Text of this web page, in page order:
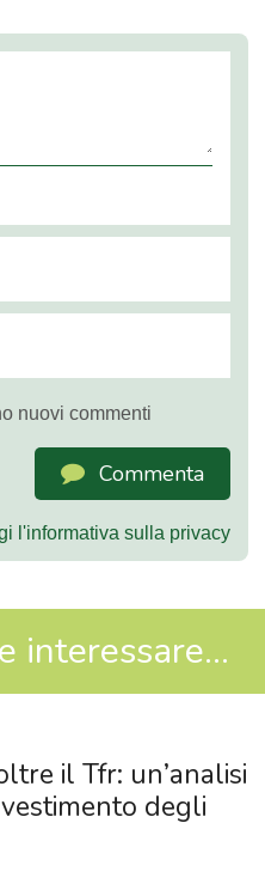
nuovi commenti
Commenta
l'informativa sulla privacy
interessare...
il Tfr: un’analisi
degli